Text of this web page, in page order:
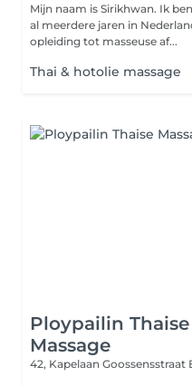
Mijn naam is Sirikhwan. Ik
al meerdere jaren in
opleiding tot masseuse af...
Thai & hotolie massage
Ploypailin Thaise
Massage
42, Kapelaan Goossensstraat